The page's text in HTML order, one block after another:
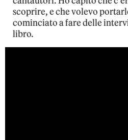
scoprire, e che volevo
cominciato a fare delle
libro.